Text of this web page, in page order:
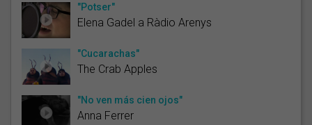
"Potser"
Elena Gadel a Ràdio Arenys
"Cucarachas"
The Crab Apples
"No ven más cien ojos"
Anna Ferrer